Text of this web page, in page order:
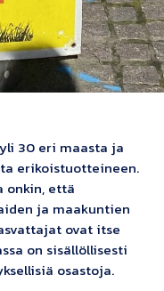
30 eri maasta ja
erikoistuotteineen.
onkin, että
ja maakuntien
ovat itse
on sisällöllisesti
osastoja.